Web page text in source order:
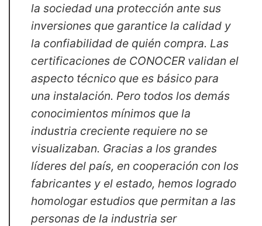
la sociedad una protección ante sus
inversiones que garantice la calidad y
la confiabilidad de quién compra. Las
certificaciones de CONOCER validan el
aspecto técnico que es básico para
una instalación. Pero todos los demás
conocimientos mínimos que la
industria creciente requiere no se
visualizaban. Gracias a los grandes
líderes del país, en cooperación con los
fabricantes y el estado, hemos logrado
homologar estudios que permitan a las
personas de la industria ser